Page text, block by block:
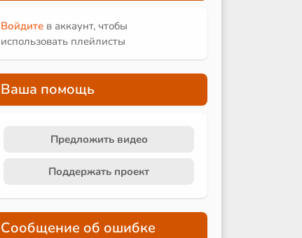
Войдите в аккаунт, чтобы
использовать плейлисты
Ваша помощь
Предложить видео
Поддержать проект
Сообщение об ошибке